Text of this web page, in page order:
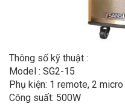
Thông số kỹ thuật :
Model : SG2-15
Phụ kiện: 1 remote, 2
Công suất: 500W